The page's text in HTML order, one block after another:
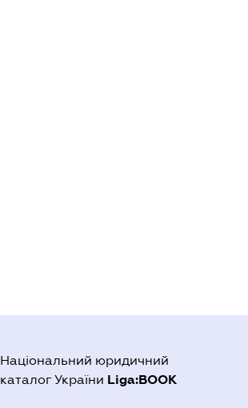
Національний юридичний
каталог України Liga:BOOK